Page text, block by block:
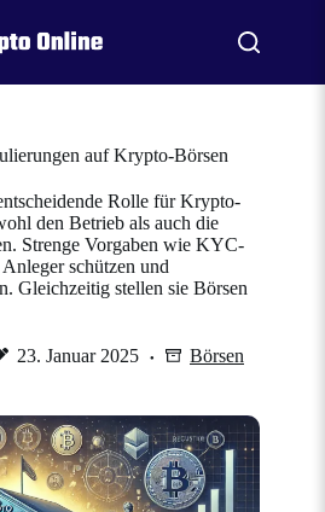
auf Krypto-Börsen
Rolle für Krypto-
den Betrieb als auch die
Strenge Vorgaben wie KYC-
schützen und
Gleichzeitig stellen sie Börsen
23. Januar 2025 Börsen